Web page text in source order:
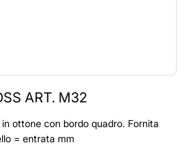
ART. M32
ottone con bordo quadro. Fornita
= entrata mm